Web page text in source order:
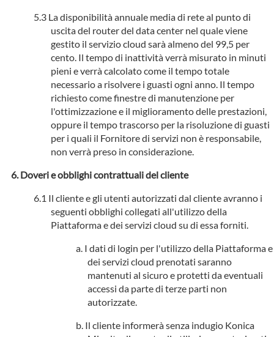
La disponibilità annuale media di rete al punto di
uscita del router del data center nel quale viene
gestito il servizio cloud sarà almeno del 99,5 per
cento. Il tempo di inattività verrà misurato in minuti
pieni e verrà calcolato come il tempo totale
necessario a risolvere i guasti ogni anno. Il tempo
richiesto come finestre di manutenzione per
l'ottimizzazione e il miglioramento delle prestazioni,
oppure il tempo trascorso per la risoluzione di guasti
per i quali il Fornitore di servizi non è responsabile,
non verrà preso in considerazione.
Doveri e obblighi contrattuali del cliente
Il cliente e gli utenti autorizzati dal cliente avranno i
seguenti obblighi collegati all'utilizzo della
Piattaforma e dei servizi cloud su di essa forniti.
I dati di login per l'utilizzo della Piattaforma e
dei servizi cloud prenotati saranno
mantenuti al sicuro e protetti da eventuali
accessi da parte di terze parti non
autorizzate.
Il cliente informerà senza indugio Konica